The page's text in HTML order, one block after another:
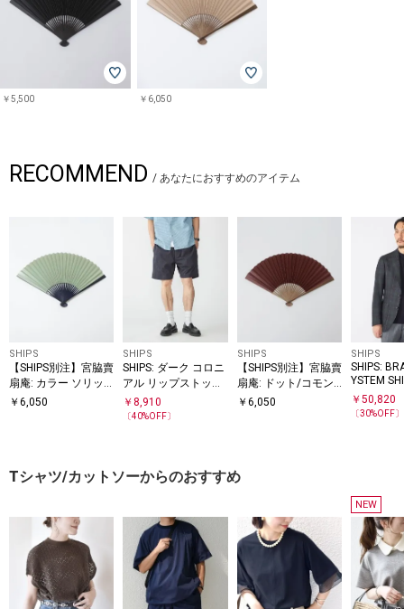
￥5,500 ￥6,050
RECOMMEND / あなたにおすすめのアイテム
SHIPS
【SHIPS別注】宮脇賣
扇庵: カラー ソリッ
ド 扇子
￥ 6,050
SHIPS
SHIPS: ダーク コロニ
アル リップストップ
ショーツ
￥8,910
〔40%OFF〕
SHIPS
【SHIPS別注】宮脇賣
扇庵: ドット/コモン
扇子
￥ 6,050
SHIPS
SHIPS:
YSTEM
ン ジャケ
￥50,820
〔30%OFF〕
Tシャツ/カットソーからのおすすめ
NEW